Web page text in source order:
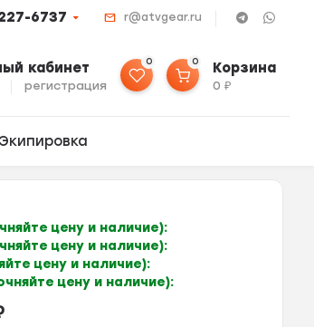
6737 r@atvgear.ru
кабинет
регистрация
0 0 Корзина
0₽
Экипировка
цену и наличие):
цену и наличие):
цену и наличие):
цену и наличие):